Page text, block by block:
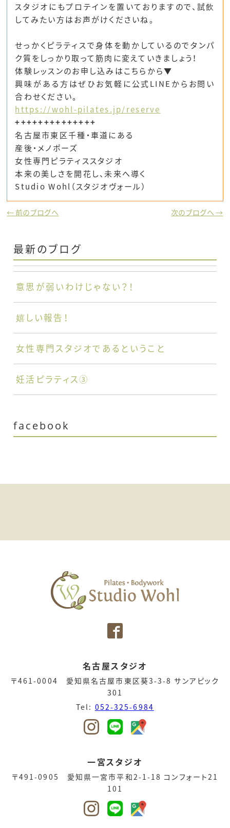
スタジオにもプロテインを置いておりますので、試飲
してみたい方はお声がけくださいね。
せっかくピラティスで身体を動かしているのでタンパ
ク質をしっかり取って筋肉に変えていきましょう！
体験レッスンのお申し込みはこちらから▼
興味がある方はぜひお気軽に公式LINEからお問い
合わせください。
https://wohl-pilates.jp/reserve
++++++++++++++
名古屋市東区千種・車道にある
産後・メノポーズ
女性専門ピラティススタジオ
本来の美しさを開花し、未来へ導く
Studio Wohl（スタジオヴォール）
← 前のブログへ 次のブログへ →
最新のブログ
意思が弱いわけじゃない？！
嬉しい報告！
女性専門スタジオであるということ
妊活ピラティス③
facebook
名古屋スタジオ
〒461-0004 愛知県名古屋市東区葵3-3-8 サンアピック
301
Tel: 052-325-6984
一宮スタジオ
〒491-0905 愛知県一宮市平和2-1-18 コンフォート21
101